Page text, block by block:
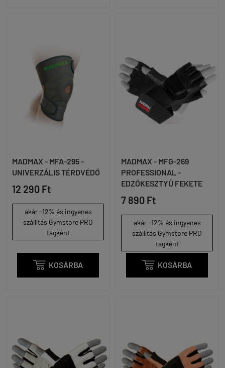
MADMAX - MFA-295 -
UNIVERZÁLIS TÉRDVÉDŐ
12 290 Ft
akár -12% és ingyenes
szállítás Gymstore PRO
tagként
 KOSÁRBA
MADMAX - MFG-269
PROFESSIONAL -
EDZŐKESZTYŰ FEKETE
7 890 Ft
akár -12% és ingyenes
szállítás Gymstore PRO
tagként
 KOSÁRBA